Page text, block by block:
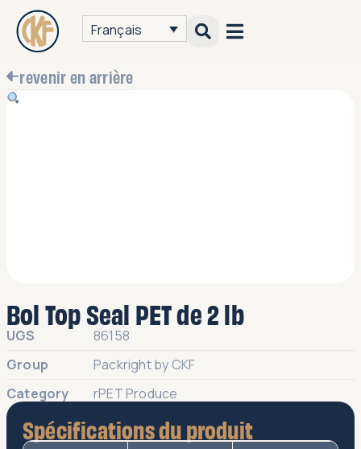
Français
revenir en arrière
Bol Top Seal PET de 2 lb
UGS
86158
Group
Packright by CKF
Category
rPET Produce
Spécifications du produit